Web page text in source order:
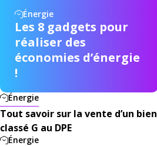
Énergie
Les 8 gadgets pour
réaliser des
économies d’énergie
!
Énergie
Tout savoir sur la vente d’un bien
classé G au DPE
Énergie